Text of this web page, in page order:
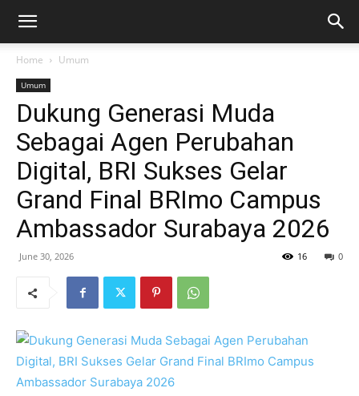
Home Umum
Umum
Dukung Generasi Muda
Sebagai Agen Perubahan
Digital, BRI Sukses Gelar
Grand Final BRImo Campus
Ambassador Surabaya 2026
June 30, 2026 0
16